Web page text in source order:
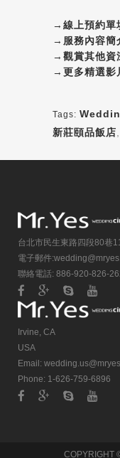
→ 線上預約單
→ 服務內容簡
→ 觀賞其他資
→ 更多精選影
Tags:
新莊頤品飯店
台北市民生東路四段80巷
電子郵件:
聯絡電話: 886-920-826-
Irvine, CA
USA
Email:
Phone: 1-626-759-6896
COPYRIGHT